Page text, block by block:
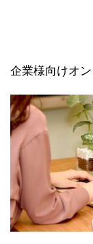
企業様向けオ